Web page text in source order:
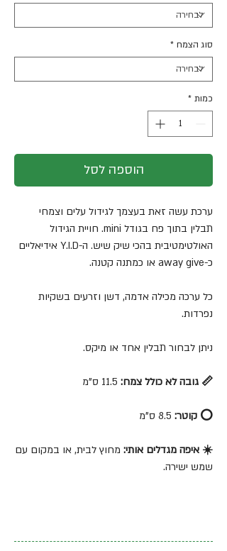
סוג הצמח *
כמות *
הוספה לסל
ערכת עשה זאת בעצמך לגידול עלים וצמחי
תבלין בתוך פח בגודל mini. חויית הגידול
האולטימטיבית בהכי שיק שיש. ה-Y.I.D אידיאליים
כ-away give או כמתנה קטנה.
כל ערכה מכילה אדמה, דשן וזרעים בשקיות
נפרדות.
ניתן לבחור תבלין אחד או מיקס.
📏 גובה לא כולל צמח:
⭕️ קוטר:
☀️ איפה מגדלים אותי: מחוץ לבית, או במקום עם
שמש ישירה.